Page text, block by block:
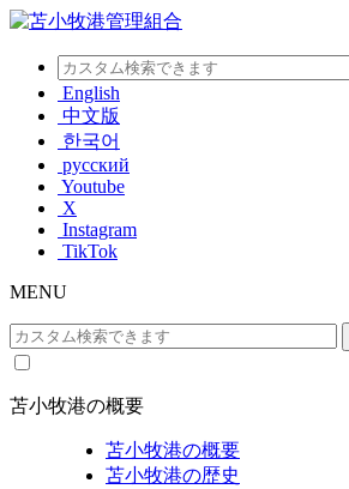
English
中文版
한국어
русский
Youtube
X
Instagram
TikTok
MENU
苫小牧港の概要
苫小牧港の概要
苫小牧港の歴史